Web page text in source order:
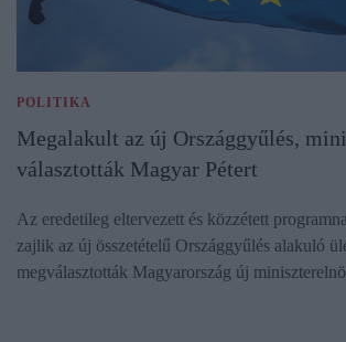
POLITIKA
Megalakult az új Országgyűlés,
választották Magyar Pétert
Az eredetileg eltervezett és közzétett
zajlik az új összetételű Országgyűlés alakuló
megválasztották Magyarország új